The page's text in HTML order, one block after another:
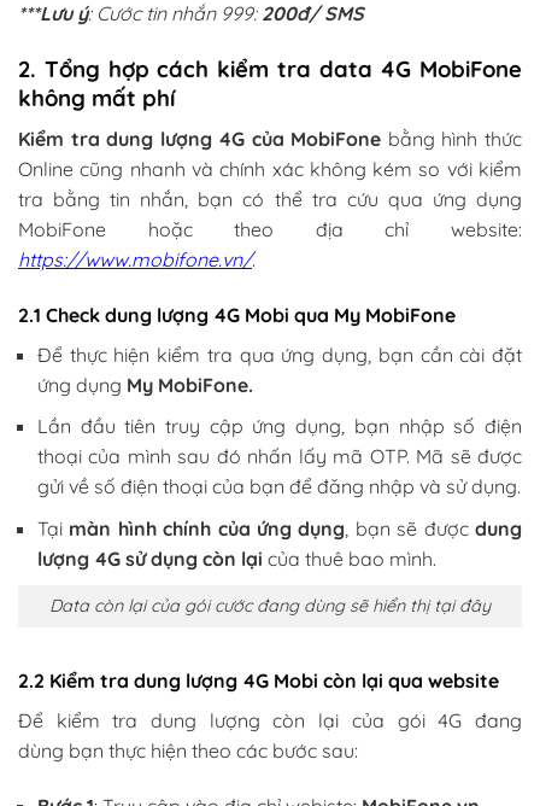
***Lưu ý: Cước tin nhắn 999: 200đ/ SMS
2. Tổng hợp cách kiểm tra data 4G MobiFone
không mất phí
Kiểm tra dung lượng 4G của MobiFone bằng hình thức
Online cũng nhanh và chính xác không kém so với kiểm
tra bằng tin nhắn, bạn có thể tra cứu qua ứng dụng
MobiFone hoặc theo địa chỉ website:
https://www.mobifone.vn/.
2.1 Check dung lượng 4G Mobi qua My MobiFone
Để thực hiện kiểm tra qua ứng dụng, bạn cần cài đặt
ứng dụng My MobiFone.
Lần đầu tiên truy cập ứng dụng, bạn nhập số điện
thoại của mình sau đó nhấn lấy mã OTP. Mã sẽ được
gửi về số điện thoại của bạn để đăng nhập và sử dụng.
Tại màn hình chính của ứng dụng , bạn sẽ đượcdung
lượng 4G sử dụng còn lại của thuê bao mình.
Data còn lại của gói cước đang dùng sẽ hiển thị tại đây
2.2 Kiểm tra dung lượng 4G Mobi còn lại qua website
Để kiểm tra dung lượng còn lại của gói 4G đang
dùng bạn thực hiện theo các bước sau: